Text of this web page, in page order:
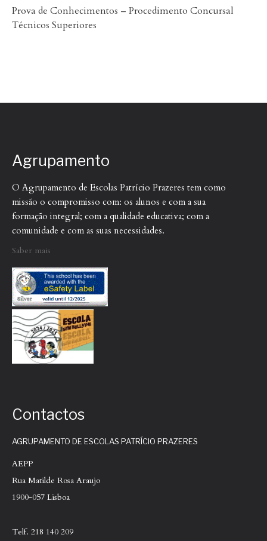
Prova de Conhecimentos – Procedimento Concursal
Técnicos Superiores
Agrupamento
O Agrupamento de Escolas Patrício Prazeres tem como
missão o compromisso com: os alunos e com a sua
formação integral; com a qualidade educativa; com a
comunidade e com as suas necessidades.
Saber mais
Contactos
AGRUPAMENTO DE ESCOLAS PATRÍCIO PRAZERES
AEPP
Rua Matilde Rosa Araujo
1900-057 Lisboa
Telf. 218 140 209